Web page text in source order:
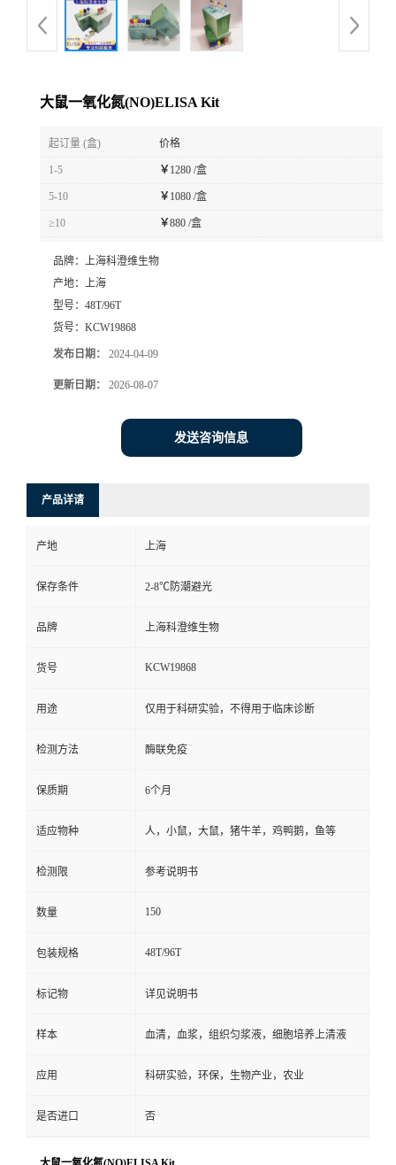
大鼠一氧化氮(NO)ELISA Kit
起订量 (盒) 价格
1-5 ￥1280 /盒
5-10 ￥1080 /盒
≥10 ￥880 /盒
品牌：
上海科澄维生物
产地：
上海
型号： 48T/96T
货号： KCW19868
发布日期： 2024-04-09
更新日期： 2026-08-07
发送咨询信息
产品详请
产地 上海
保存条件 2-8℃防潮避光
品牌 上海科澄维生物
货号 KCW19868
用途 仅用于科研实验，不得用于临床诊断
检测方法 酶联免疫
保质期 6个月
适应物种 人，小鼠，大鼠，猪牛羊，鸡鸭鹅，鱼等
检测限 参考说明书
数量 150
包装规格 48T/96T
标记物 详见说明书
样本 血清，血浆，组织匀浆液，细胞培养上清液
应用 科研实验，环保，生物产业，农业
是否进口 否